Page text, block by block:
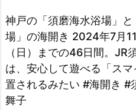
神戸の「須磨海水浴場」
場」の海開き 2024年7月
（日）までの46日間。JR
は、安心して遊べる「ス
置されるみたい #海開き #
舞子